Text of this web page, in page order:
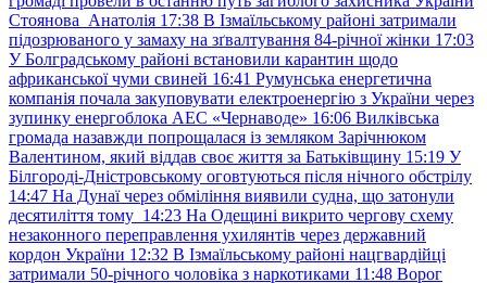
Стоянова Анатолія 17:38 В Ізмаїльському районі затримали
підозрюваного у замаху на зґвалтування 84-річної жінки 17:03
У Болградському районі встановили карантин щодо
африканської чуми свиней 16:41 Румунська енергетична
компанія почала закуповувати електроенергію з України через
зупинку енергоблока АЕС «Чернаводе» 16:06 Вилківська
громада назавжди попрощалася із земляком Зарічнюком
Валентином, який віддав своє життя за Батьківщину 15:19 У
Білгороді-Дністровському оговтуються після нічного обстрілу
14:47 На Дунаї через обміління виявили судна, що затонули
десятиліття тому 14:23 На Одещині викрито чергову схему
незаконного переправлення ухилянтів через державний
кордон України 12:32 В Ізмаїльському районі нацгвардійці
затримали 50-річного чоловіка з наркотиками 11:48 Ворог